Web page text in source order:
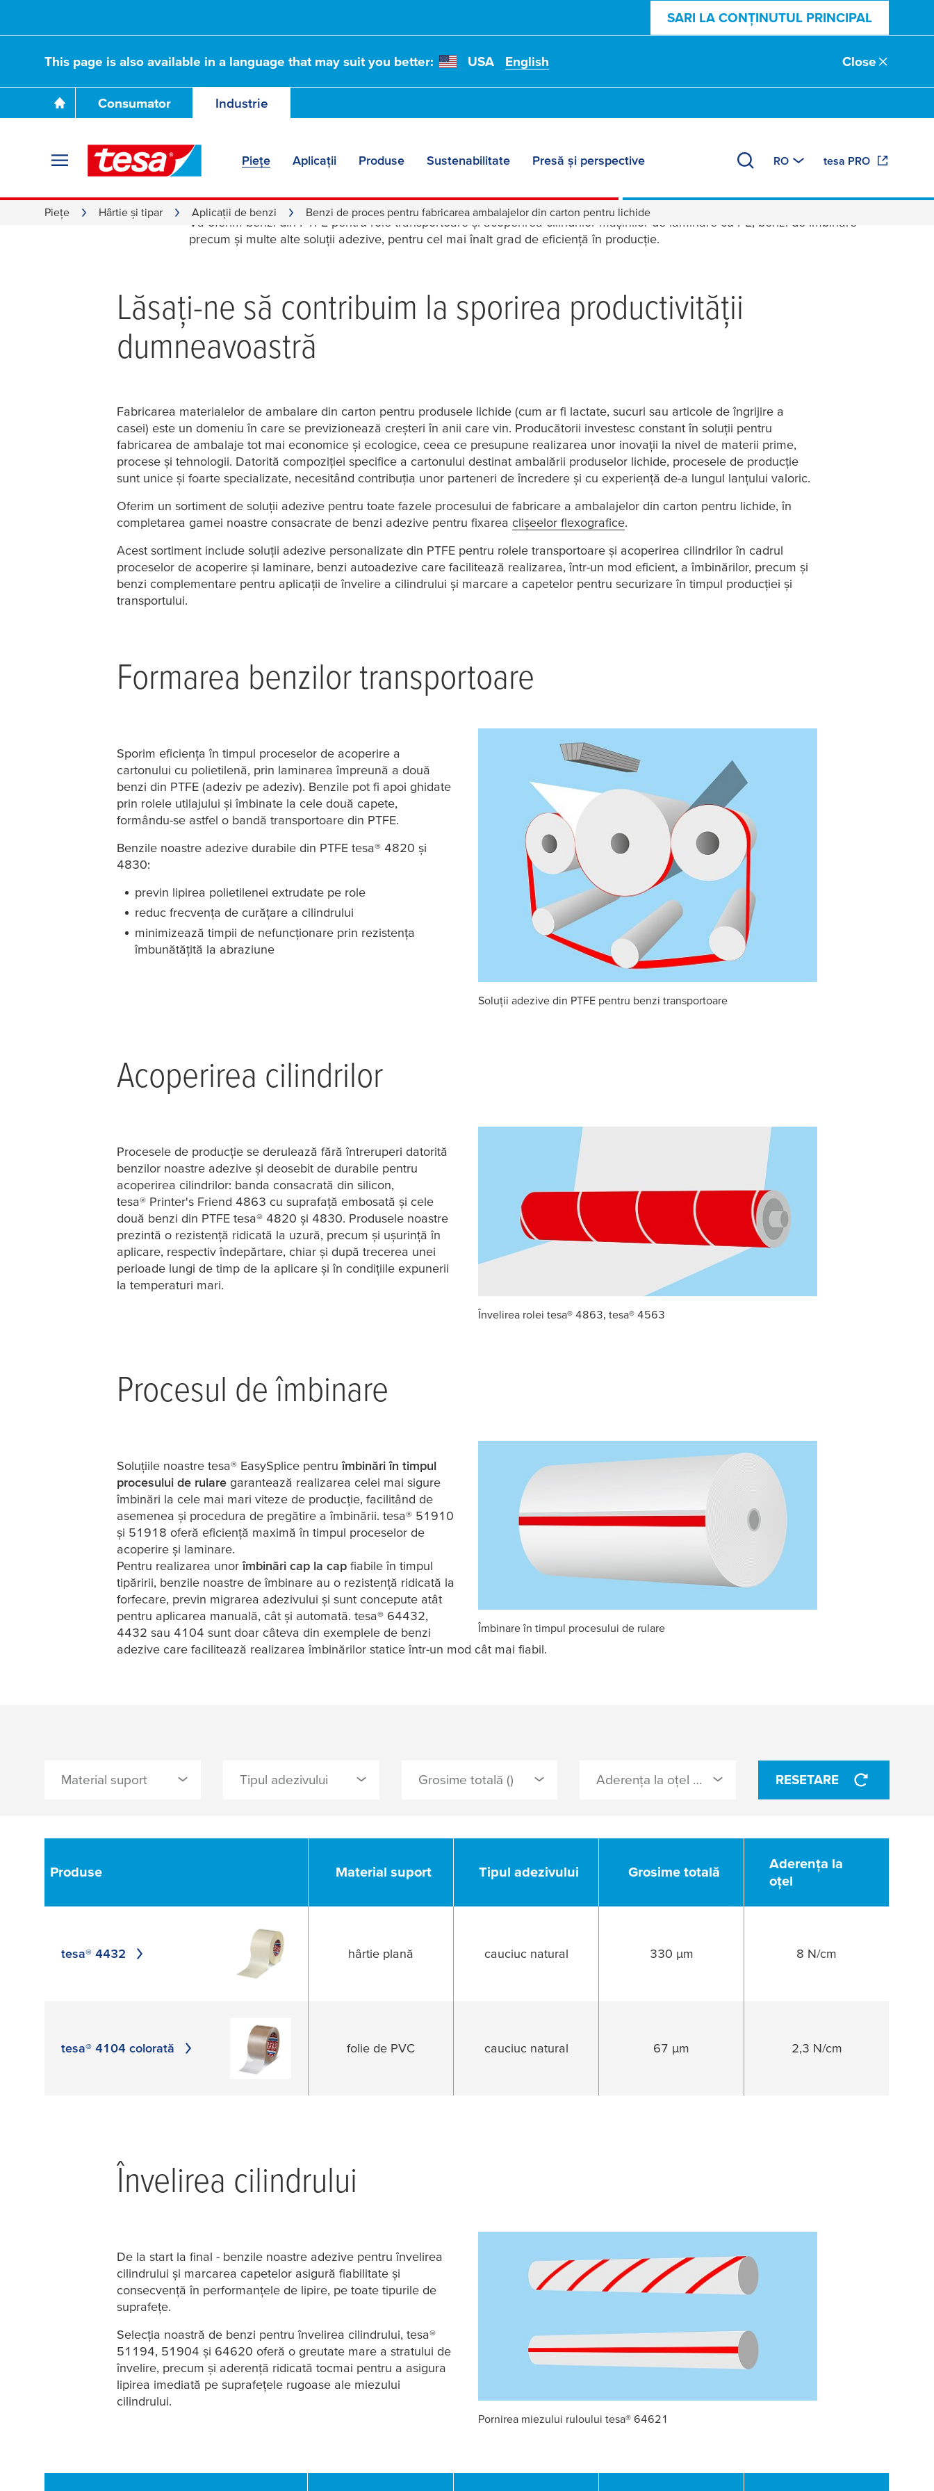
SARI LA CONȚINUTUL PRINCIPAL
This page is also available in a language that may suit you better: USA English Close
Consumator Industrie
Piețe Aplicații Produse Sustenabilitate Presă și perspective RO tesa PRO
Piețe Hârtie și tipar Aplicaţii de benzi Benzi de proces pentru fabricarea ambalajelor din carton pentru lichide
Ambalaje din carton pentru lichide
Vă oferim benzi din PTFE pentru role transportoare și acoperirea cilindrilor mașinilor de laminare cu PE, benzi de îmbinare
precum și multe alte soluții adezive, pentru cel mai înalt grad de eficiență în producție.
Lăsați-ne să contribuim la sporirea productivității
dumneavoastră
Fabricarea materialelor de ambalare din carton pentru produsele lichide (cum ar fi lactate, sucuri sau articole de îngrijire a
casei) este un domeniu în care se previzionează creșteri în anii care vin. Producătorii investesc constant în soluții pentru
fabricarea de ambalaje tot mai economice și ecologice, ceea ce presupune realizarea unor inovații la nivel de materii prime,
procese și tehnologii. Datorită compoziției specifice a cartonului destinat ambalării produselor lichide, procesele de producție
sunt unice și foarte specializate, necesitând contribuția unor parteneri de încredere și cu experiență de-a lungul lanțului valoric.
Oferim un sortiment de soluții adezive pentru toate fazele procesului de fabricare a ambalajelor din carton pentru lichide, în
completarea gamei noastre consacrate de benzi adezive pentru fixarea clișeelor flexografice.
Acest sortiment include soluții adezive personalizate din PTFE pentru rolele transportoare și acoperirea cilindrilor în cadrul
proceselor de acoperire și laminare, benzi autoadezive care facilitează realizarea, într-un mod eficient, a îmbinărilor, precum și
benzi complementare pentru aplicații de învelire a cilindrului și marcare a capetelor pentru securizare în timpul producției și
transportului.
Formarea benzilor transportoare
Soluții adezive din PTFE pentru benzi transportoare
Sporim eficiența în timpul proceselor de acoperire a
cartonului cu polietilenă, prin laminarea împreună a două
benzi din PTFE (adeziv pe adeziv). Benzile pot fi apoi ghidate
prin rolele utilajului și îmbinate la cele două capete,
formându-se astfel o bandă transportoare din PTFE.
Benzile noastre adezive durabile din PTFE tesa® 4820 și
4830:
previn lipirea polietilenei extrudate pe role
reduc frecvența de curățare a cilindrului
minimizează timpii de nefuncționare prin rezistența
îmbunătățită la abraziune
Acoperirea cilindrilor
Învelirea rolei tesa® 4863, tesa® 4563
Procesele de producție se derulează fără întreruperi datorită
benzilor noastre adezive și deosebit de durabile pentru
acoperirea cilindrilor: banda consacrată din silicon,
tesa® Printer's Friend 4863 cu suprafață embosată și cele
două benzi din PTFE tesa® 4820 și 4830. Produsele noastre
prezintă o rezistență ridicată la uzură, precum și ușurință în
aplicare, respectiv îndepărtare, chiar și după trecerea unei
perioade lungi de timp de la aplicare și în condițiile expunerii
la temperaturi mari.
Procesul de îmbinare
Îmbinare în timpul procesului de rulare
Soluțiile noastre tesa® EasySplice pentruîmbinări în timpul
procesului de rulare garantează realizarea celei mai sigure
îmbinări la cele mai mari viteze de producție, facilitând de
asemenea și procedura de pregătire a îmbinării. tesa® 51910
și 51918 oferă eficiență maximă în timpul proceselor de
acoperire și laminare.
Pentru realizarea unorîmbinări cap la cap fiabile în timpul
tipăririi, benzile noastre de îmbinare au o rezistență ridicată la
forfecare, previn migrarea adezivului și sunt concepute atât
pentru aplicarea manuală, cât și automată. tesa® 64432,
4432 sau 4104 sunt doar câteva din exemplele de benzi
adezive care facilitează realizarea îmbinărilor statice într-un mod cât mai fiabil.
Material suport
hârtie plană
Tipul adezivului Grosime totală () Aderenţa la oţel (N/cm) RESETARE
Produse Material suport Tipul adezivului Grosime totală
Aderenţa la
oţel
tesa® 4432 hârtie plană cauciuc natural 330 µm 8 N/cm
tesa® 4104 colorată folie de PVC cauciuc natural 67 µm 2,3 N/cm
Învelirea cilindrului
Pornirea miezului ruloului tesa® 64621
De la start la final - benzile noastre adezive pentru învelirea
cilindrului și marcarea capetelor asigură fiabilitate și
consecvență în performanțele de lipire, pe toate tipurile de
suprafețe.
Selecția noastră de benzi pentru învelirea cilindrului, tesa®
51194, 51904 și 64620 oferă o greutate mare a stratului de
învelire, precum și aderență ridicată tocmai pentru a asigura
lipirea imediată pe suprafețele rugoase ale miezului
cilindrului.